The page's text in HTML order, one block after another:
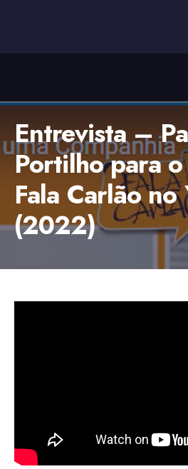
Entrevista –
Portilho para
Fala Carlão no
(2022)